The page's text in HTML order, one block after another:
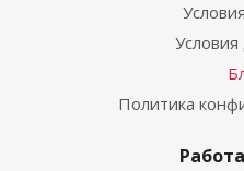
Условия
Политика